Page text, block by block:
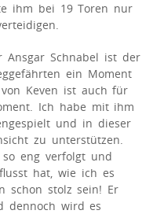
ihm bei 19 Toren nur
Ansgar Schnabel ist der
ein Moment
Keven ist auch für
Ich habe mit ihm
und in dieser
zu unterstützen.
eng verfolgt und
hat, wie ich es
schon stolz sein! Er
dennoch wird es